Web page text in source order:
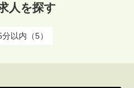
人を探す
以内（5）